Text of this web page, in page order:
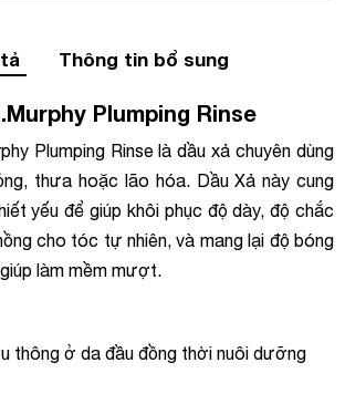
Thông tin bổ sung
Plumping Rinse
Plumping Rinse là dầu xả chuyên dùng
thưa hoặc lão hóa. Dầu Xả này cung
yếu để giúp khôi phục độ dày, độ chắc
cho tóc tự nhiên, và mang lại độ bóng
làm mềm mượt.
thông ở da đầu đồng thời nuôi dưỡng